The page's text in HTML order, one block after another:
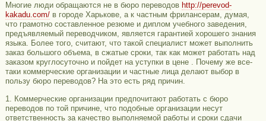
Многие люди обращаются не в бюро переводов http://perevod-
kakadu.com/в городе Харькове, а к частным фрилансерам, думая,
что грамотно составленное резюме и диплом учебного заведения,
предъявляемый переводчиком, является гарантией хорошего знания
языка. Более того, считают, что такой специалист может выполнить
заказ большого объема, в сжатые сроки, так как может работать над
заказом круглосуточно и пойдет на уступки в цене . Почему же все-
таки коммерческие организации и частные лица делают выбор в
пользу бюро переводов? На это есть ряд причин.
1. Коммерческие организации предпочитают работать с бюро
переводов по той причине, что подобные организации несут
ответственность за качество выполняемой работы и сроки сдачи